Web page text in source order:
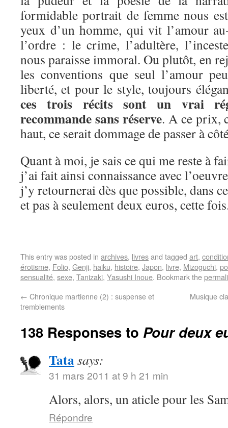
formidable portrait de femme nous
yeux d’un homme, qui vit l’amour
l’ordre : le crime, l’adultère,
nous paraisse immoral. Ou plutôt, en
les conventions que seul l’amour
liberté, et pour le style, toujours
ces trois récits sont un vrai
recommande sans réserve. A ce prix,
haut, ce serait dommage de passer à
Quant à moi, je sais ce qui me reste à
j’ai fait ainsi connaissance avec
j’y retournerai dès que possible, dans
et pas à seulement deux euros, cette
This entry was posted in archives, livresand tagged art,
érotisme, Folio, Genji, haiku, histoire, Japon, livre, Mizoguchi,
sensualité, sexe, Tanizaki, Yasushi Inoue. Bookmark the
← Chronique martienne (2) : suspense et
tremblements
Musique
138 Responses to Pour deux
Tatasays:
31 mars 2011 at 9 h 21 min
Alors, alors, un aticle pour les
Répondre